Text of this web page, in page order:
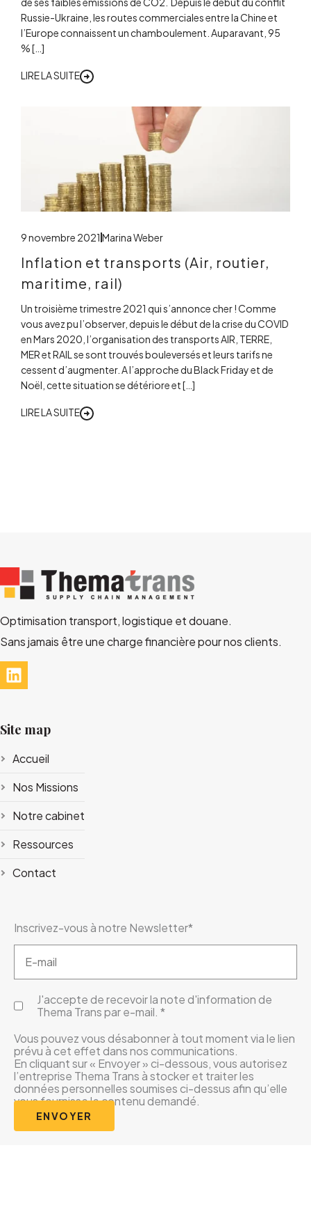
Russie-Ukraine, les routes commerciales entre la Chine et
l’Europe connaissent un chamboulement. Auparavant, 95
% […]
LIRE LA SUITE
9 novembre 2021 Marina Weber
Inflation et transports (Air, routier,
maritime, rail)
Un troisième trimestre 2021 qui s’annonce cher ! Comme
vous avez pu l’observer, depuis le début de la crise du COVID
en Mars 2020, l’organisation des transports AIR, TERRE,
MER et RAIL se sont trouvés bouleversés et leurs tarifs ne
cessent d’augmenter. A l’approche du Black Friday et de
Noël, cette situation se détériore et […]
LIRE LA SUITE
Optimisation transport, logistique et douane.
Sans jamais être une charge financière pour nos clients.
Site map
Accueil
Nos Missions
Notre cabinet
Ressources
Contact
Inscrivez-vous à notre Newsletter*
J'accepte de recevoir la note d'information de
Thema Trans par e-mail. *
Vous pouvez vous désabonner à tout moment via le lien
prévu à cet effet dans nos communications.
En cliquant sur « Envoyer » ci-dessous, vous autorisez
l’entreprise Thema Trans à stocker et traiter les
données personnelles soumises ci-dessus afin qu’elle
vous fournisse le contenu demandé.